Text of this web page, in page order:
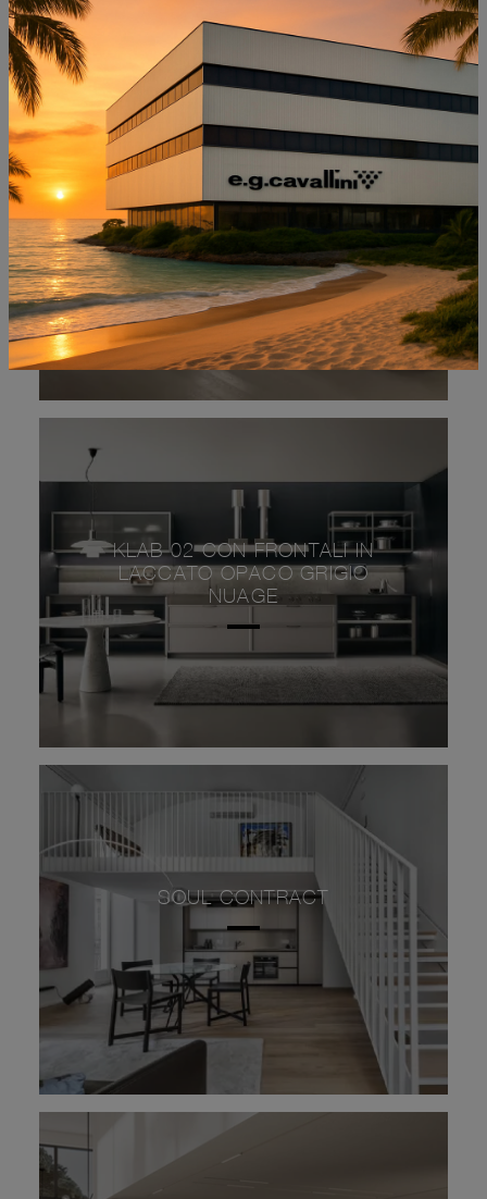
NON PERDERTI ANCHE:
SOUL 01
KLAB 02 CON FRONTALI IN
LACCATO OPACO GRIGIO
NUAGE
SOUL CONTRACT